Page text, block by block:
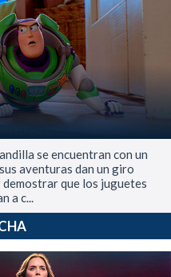
se encuentran con un
aventuras dan un giro
que los juguetes
a c...